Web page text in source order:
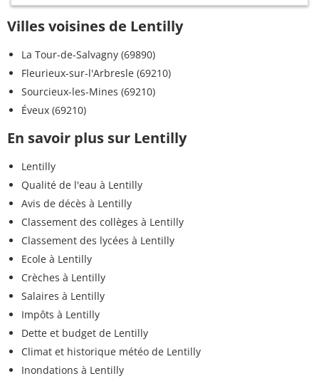
Villes voisines de Lentilly
La Tour-de-Salvagny (69890)
Fleurieux-sur-l'Arbresle (69210)
Sourcieux-les-Mines (69210)
Éveux (69210)
En savoir plus sur Lentilly
Lentilly
Qualité de l'eau à Lentilly
Avis de décès à Lentilly
Classement des collèges à Lentilly
Classement des lycées à Lentilly
Ecole à Lentilly
Crèches à Lentilly
Salaires à Lentilly
Impôts à Lentilly
Dette et budget de Lentilly
Climat et historique météo de Lentilly
Inondations à Lentilly